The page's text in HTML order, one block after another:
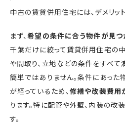
中古の賃貸併用住宅には、デメリッ
まず、 希望の条件に合う物件が見つ
千葉だけに絞って賃貸併用住宅の
や間取り、立地などの条件をすべ
簡単ではありません。条件にあった
が経っているため、修繕や改装費用
ります。特に配管や外壁、内装の改
す。